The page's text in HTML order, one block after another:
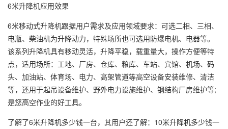
6米升降机应用效果
6米移动式升降机跟据用户需求及应用领域要求：可选二相、三相、
电瓶、柴油机为升降动力，特殊场所也可选用防爆电机、电器等。
该系列升降机具有移动灵活，升降平稳，载重量大，操作方便等特
点，适用场所：工地、厂房、仓库、粮库、车站、宾馆、机场、码
头、加油站、体育场、电力、高架管道等高空设备安装维修、清洁
等，还用于起吊设备维护、野外电力设施维护、钢结构厂房维护等;
是您高空作业的好工具。
了解了6米升降机多少钱一台，其用户还了解：10米升降机多少钱一